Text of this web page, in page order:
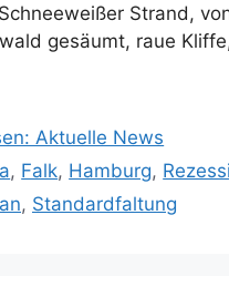
Strand,
gesäumt, raue
Aktuelle News
, Falk, Hamburg,
, Standardfaltung